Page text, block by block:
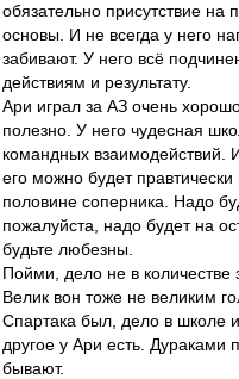
обязательно присутствие на
основы. И не всегда у него
забивают. У него всё
действиям и результату.
Ари играл за АЗ очень
полезно. У него чудесная
командных взаимодействий.
его можно будет
половине соперника. Надо
пожалуйста, надо будет на
будьте любезны.
Пойми, дело не в количестве
Велик вон тоже не великим
Спартака был, дело в школе
другое у Ари есть. Дураками
бывают.